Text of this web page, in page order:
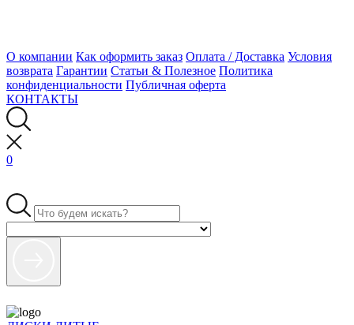
О компании Как оформить заказ Оплата / Доставка Условия
возврата Гарантии Статьи & Полезное Политика
конфиденциальности Публичная оферта
КОНТАКТЫ
0